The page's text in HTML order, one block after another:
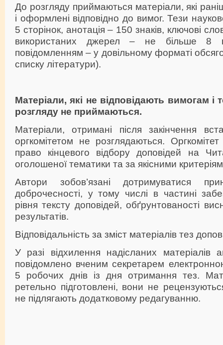
До розгляду приймаються матеріали, які
і оформлені відповідно до вимог. Тези
5 сторінок, анотація – 150 знаків, ключові
використаних джерел – не більше 8
повідомленням – у довільному форматі
списку літератури).
Матеріали, які не відповідають вимогам і
розгляду не приймаються.
Матеріали, отримані після закінчення
оргкомітетом не розглядаються.
право кінцевого відбору доповідей на
оголошеної тематики та за якісними
Автори зобов’язані дотримуватися
доброчесності, у тому числі в частині
рівня тексту доповідей, обґрунтованості
результатів.
Відповідальність за зміст матеріалів тез
У разі відхилення надісланих
повідомлено вченим секретарем
5 робочих днів із дня отримання тез.
ретельно підготовлені, вони не
не підлягають додатковому редагуванню.